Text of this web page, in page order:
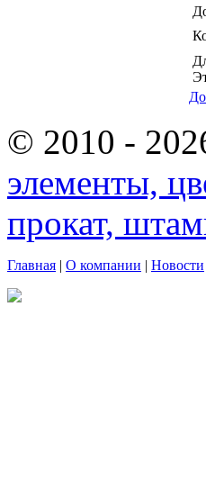
© 2010 -
элементы,
прокат,
Главная | О компании | Новости